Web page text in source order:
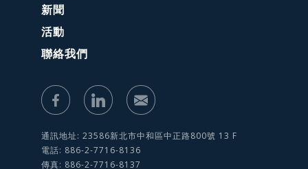
新聞
活動
聯絡我們
通訊地址: 23586新北市中和區中正路800號 13 F
電話: 886-2-7716-8136
傳真: 886-2-7716-8137